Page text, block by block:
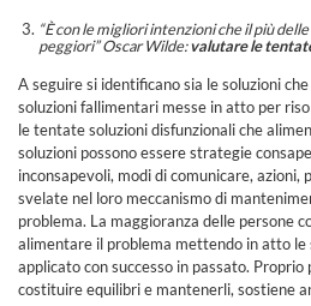
“È con le migliori intenzioni che il più
peggiori” Oscar Wilde:valutare le
A seguire si identificano sia le soluzioni
soluzioni fallimentari messe in atto per
le tentate soluzioni disfunzionali che
soluzioni possono essere strategie
inconsapevoli, modi di comunicare, azioni,
svelate nel loro meccanismo di
problema. La maggioranza delle persone
alimentare il problema mettendo in atto le
applicato con successo in passato. Proprio
costituire equilibri e mantenerli, sostiene